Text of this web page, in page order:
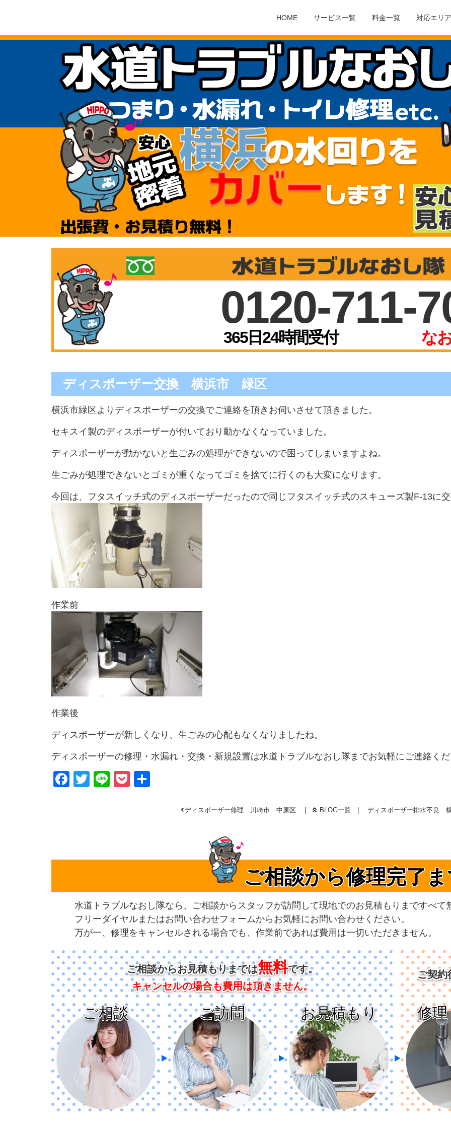
HOME サービス一覧 料金一覧 対応エリア
0120-711-
な
365日24時間受付
ディスポーザー交換 横浜市 緑区
横浜市緑区よりディスポーザーの交換でご連絡を頂きお伺いさせて頂きました。
セキスイ製のディスポーザーが付いており動かなくなっていました。
ディスポーザーが動かないと生ごみの処理ができないので困ってしまいますよね。
生ごみが処理できないとゴミが重くなってゴミを捨てに行くのも大変になります。
今回は、フタスイッチ式のディスポーザーだったので同じフタスイッチ式のスキューズ製F-13に交
作業前
作業後
ディスポーザーが新しくなり、生ごみの心配もなくなりましたね。
ディスポーザーの修理・水漏れ・交換・新規設置は水道トラブルなおし隊までお気軽にご連絡くだ
Facebook
TwitterLinePocket
ディスポーザー修理 川崎市 中原区 BLOG一覧 ディスポーザー排水不良
ご相談から修理完了
水道トラブルなおし隊なら、ご相談からスタッフが訪問して現地でのお見積もりまですべて
フリーダイヤルまたはお問い合わせフォームからお気軽にお問い合わせください。
万が一、修理をキャンセルされる場合でも、作業前であれば費用は一切いただきません。
ご相談からお見積もりまでは無料です。
キャンセルの場合も費用は頂きません。
ご相談 ご訪問 お見積もり
ご契約
修理